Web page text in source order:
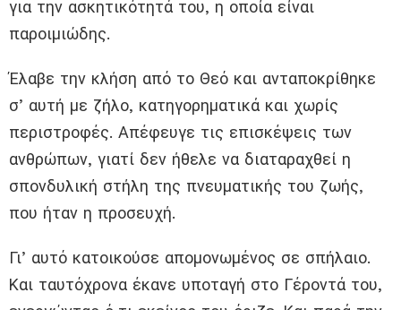
για την ασκητικότητά του, η οποία είναι
παροιμιώδης.
Έλαβε την κλήση από το Θεό και ανταποκρίθηκε
σ’ αυτή με ζήλο, κατηγορηματικά και χωρίς
περιστροφές. Απέφευγε τις επισκέψεις των
ανθρώπων, γιατί δεν ήθελε να διαταραχθεί η
σπονδυλική στήλη της πνευματικής του ζωής,
που ήταν η προσευχή.
Γι’ αυτό κατοικούσε απομονωμένος σε σπήλαιο.
Και ταυτόχρονα έκανε υποταγή στο Γέροντά του,